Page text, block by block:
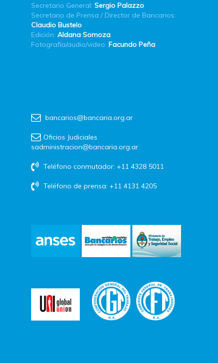
Secretario General: Sergio Palazzo
Secretario de Prensa / Director de Bancarios:
Claudio Bustelo
Edición: Aldana Somoza
Fotografía/audio/video: Facundo Peña
bancarios@bancaria.org.ar
Oficios Judiciales
sadministracion@bancaria.org.ar
Teléfono conmutador: +11 4328 5011
Teléfono de prensa: +11 4131 4205